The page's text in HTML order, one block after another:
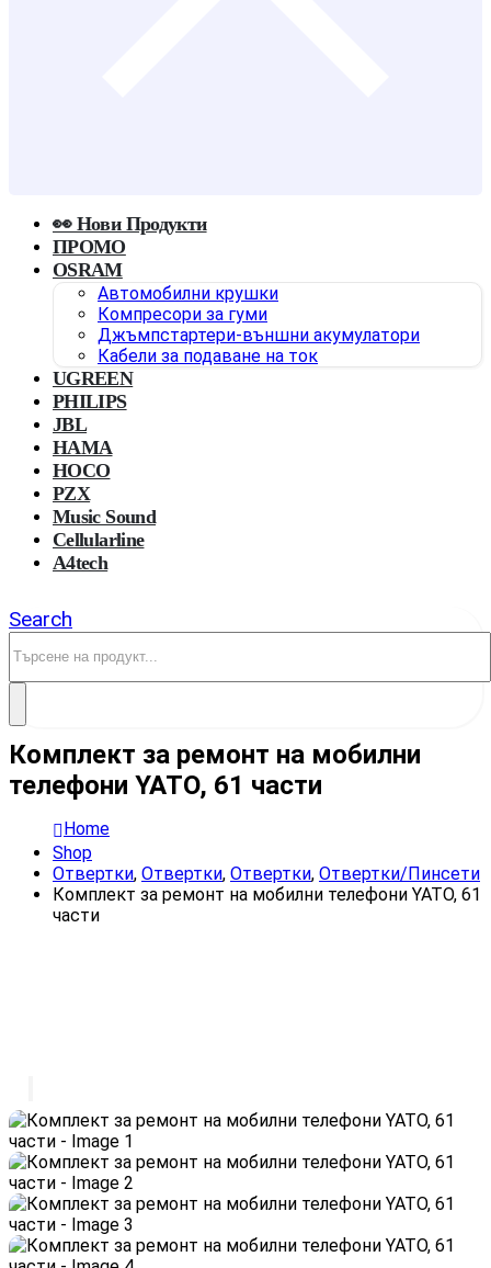
👀 Нови Продукти
ПРОМО
OSRAM
Автомобилни крушки
Компресори за гуми
Джъмпстартери-външни акумулатори
Кабели за подаване на ток
UGREEN
PHILIPS
JBL
HAMA
HOCO
PZX
Music Sound
Cellularline
A4tech
Search
Комплект за ремонт на мобилни
телефони YATO, 61 части
Home
Shop
Отвертки, Отвертки, Отвертки, Отвертки/Пинсети
Комплект за ремонт на мобилни телефони YATO, 61
части